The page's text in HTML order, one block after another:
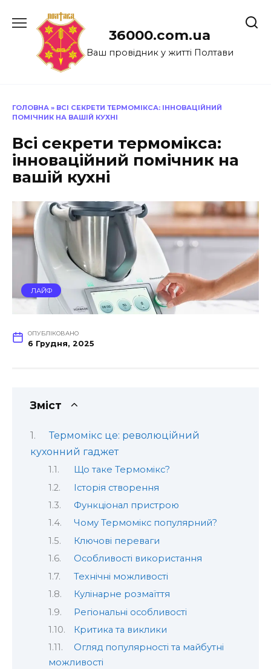
до
36000.com.ua
Ваш провідник у житті Полтави
ГОЛОВНА » ВСІ СЕКРЕТИ ТЕРМОМІКСА: ІННОВАЦІЙНИЙ
ПОМІЧНИК НА ВАШІЙ КУХНІ
Всі секрети термомікса:
інноваційний помічник на
вашій кухні
ЛАЙФ
ОПУБЛІКОВАНО
6 Грудня, 2025
Зміст
Термомікс це: революційний
кухонний гаджет
Що таке Термомікс?
Історія створення
Функціонал пристрою
Чому Термомікс популярний?
Ключові переваги
Особливості використання
Технічні можливості
Кулінарне розмаїття
Регіональні особливості
Критика та виклики
Огляд популярності та майбутні
можливості